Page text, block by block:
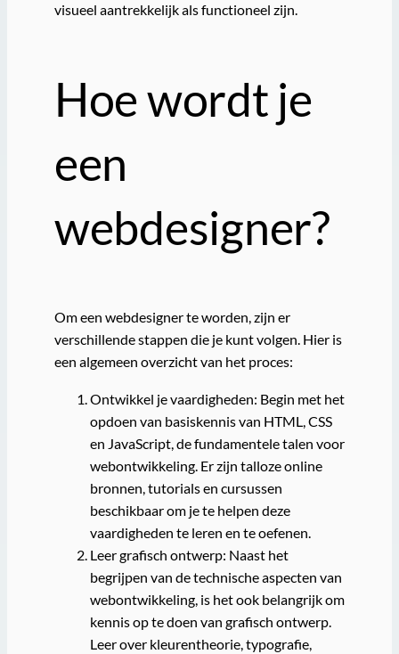
visueel aantrekkelijk als functioneel zijn.
Hoe wordt je
een
webdesigner?
Om een webdesigner te worden, zijn er
verschillende stappen die je kunt volgen. Hier is
een algemeen overzicht van het proces:
Ontwikkel je vaardigheden: Begin met het
opdoen van basiskennis van HTML, CSS
en JavaScript, de fundamentele talen voor
webontwikkeling. Er zijn talloze online
bronnen, tutorials en cursussen
beschikbaar om je te helpen deze
vaardigheden te leren en te oefenen.
Leer grafisch ontwerp: Naast het
begrijpen van de technische aspecten van
webontwikkeling, is het ook belangrijk om
kennis op te doen van grafisch ontwerp.
Leer over kleurentheorie, typografie,